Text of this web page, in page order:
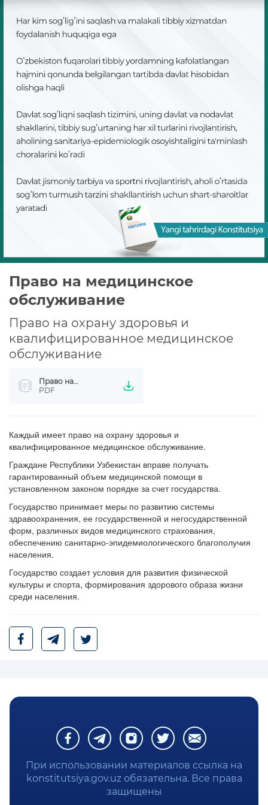
ИЗУЧАЕМ КОНСТИТУЦИЮ
ПОЛИТИКА КОНФИДЕНЦИАЛЬНОСТИ
Право на медицинское
обслуживание
Право на охрану здоровья и
квалифицированное медицинское
обслуживание
Право на
медицинское
PDF
Каждый имеет право на охрану здоровья и
квалифицированное медицинское обслуживание.
Граждане Республики Узбекистан вправе получать
гарантированный объем медицинской помощи в
установленном законом порядке за счет государства.
Государство принимает меры по развитию системы
здравоохранения, ее государственной и негосударственной
форм, различных видов медицинского страхования,
обеспечению санитарно-эпидемиологического благополучия
населения.
Государство создает условия для развития физической
культуры и спорта, формирования здорового образа жизни
среди населения.
При использовании материалов ссылка на
konstitutsiya.gov.uz обязательна. Все права
защищены